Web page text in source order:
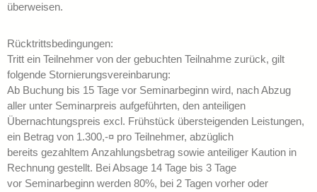
überweisen.
Rücktrittsbedingungen:
Tritt ein Teilnehmer von der gebuchten Teilnahme zurück, gilt
folgende Stornierungsvereinbarung:
Ab Buchung bis 15 Tage vor Seminarbeginn wird, nach Abzug
aller unter Seminarpreis aufgeführten, den anteiligen
Übernachtungspreis excl. Frühstück übersteigenden Leistungen,
ein Betrag von 1.300,-¤ pro Teilnehmer, abzüglich
bereits gezahltem Anzahlungsbetrag sowie anteiliger Kaution in
Rechnung gestellt. Bei Absage 14 Tage bis 3 Tage
vor Seminarbeginn werden 80%, bei 2 Tagen vorher oder